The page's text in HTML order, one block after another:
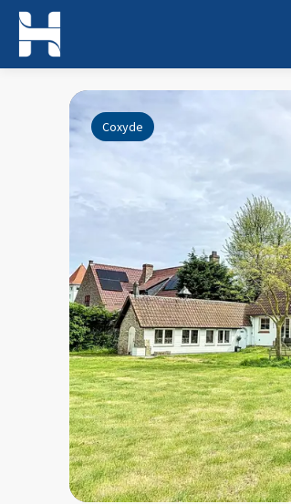
Coxyde